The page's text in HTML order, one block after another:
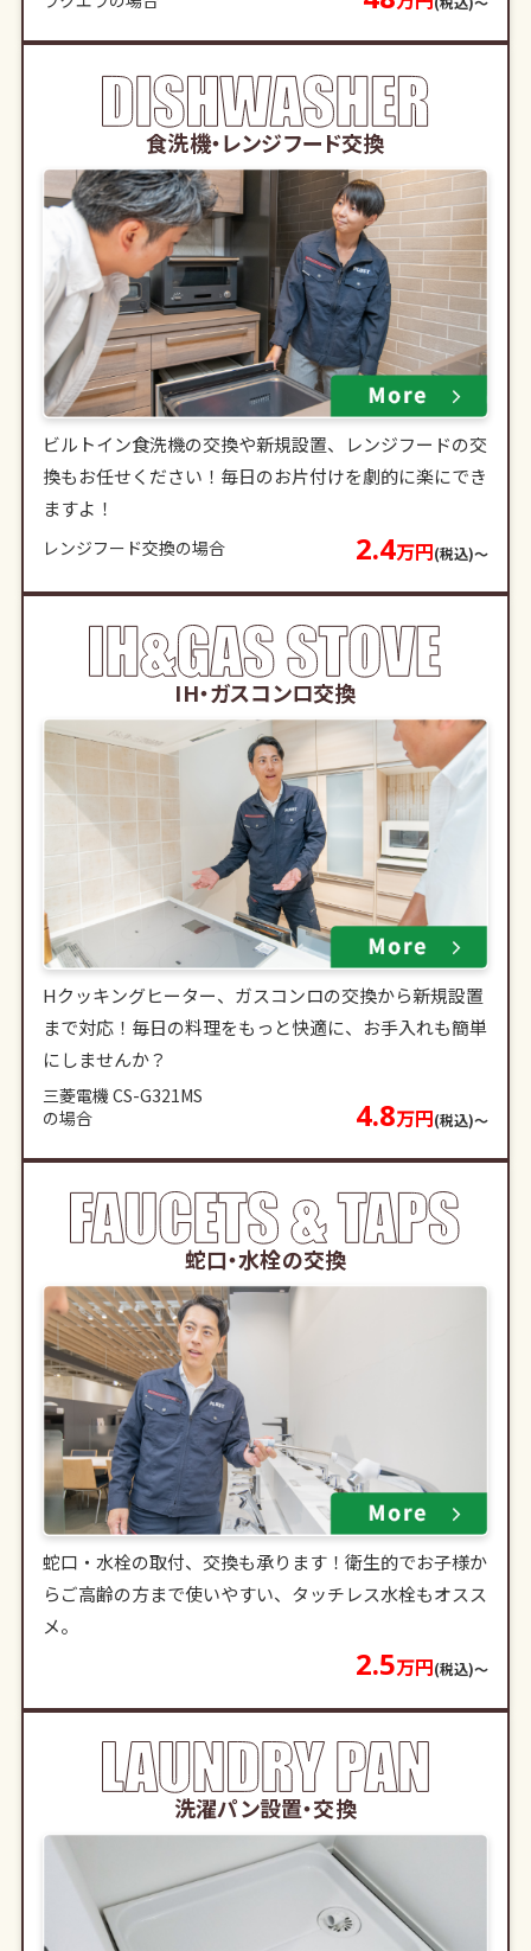
食洗機・レンジフード交換
ビルトイン食洗機の交換や新規設置、レンジフードの交
換もお任せください！毎日のお片付けを劇的に楽にでき
ますよ！
レンジフード交換の場合 2.4万円(税込)〜
IH・ガスコンロ交換
Hクッキングヒーター、ガスコンロの交換から新規設置
まで対応！毎日の料理をもっと快適に、お手入れも簡単
にしませんか？
三菱電機 CS-G321MS
の場合
4.8万円(税込)〜
蛇口・水栓の交換
蛇口・水栓の取付、交換も承ります！衛生的でお子様か
らご高齢の方まで使いやすい、タッチレス水栓もオスス
メ。
2.5万円(税込)〜
洗濯パン設置・交換